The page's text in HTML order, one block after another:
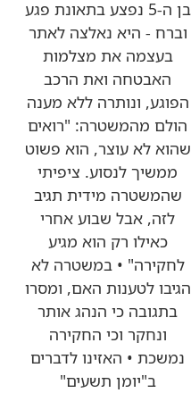
בן ה-5 נפצע בתאונת פגע
וברח - היא נאלצה לאתר
בעצמה את מצלמות
האבטחה ואת הרכב
הפוגע, ונותרה ללא מענה
הולם מהמשטרה: "רואים
שהוא לא עוצר, הוא פשוט
ממשיך לנסוע. ציפיתי
שהמשטרה מידית תגיב
לזה, אבל שבוע אחרי
כאילו רק הוא מגיע
לחקירה" • במשטרה לא
הגיבו לטענות האם, ומסרו
בתגובה כי הנהג אותר
ונחקר וכי החקירה
נמשכת • האזינו לדברים
ב"יומן תשעים"